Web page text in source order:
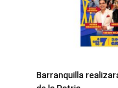
Barranquilla realizará